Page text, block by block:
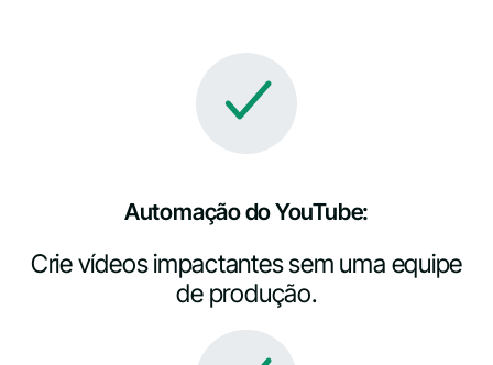
Automação do YouTube:
Crie vídeos impactantes sem uma equipe
de produção.